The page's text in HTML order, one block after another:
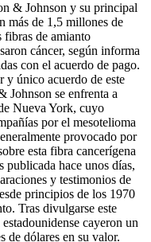
& Johnson y su principal
más de 1,5 millones de
fibras de amianto
cáncer, según informa
con el acuerdo de pago.
y único acuerdo de este
Johnson se enfrenta a
Nueva York, cuyo
por el mesotelioma
provocado por
esta fibra cancerígena
publicada hace unos días,
y testimonios de
principios de los 1970
Tras divulgarse este
cayeron un
de dólares en su valor.